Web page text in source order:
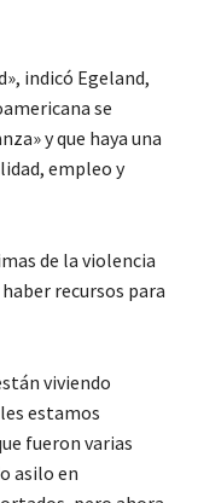
indicó Egeland,
se
y que haya una
empleo y
de la violencia
recursos para
viviendo
estamos
fueron varias
asilo en